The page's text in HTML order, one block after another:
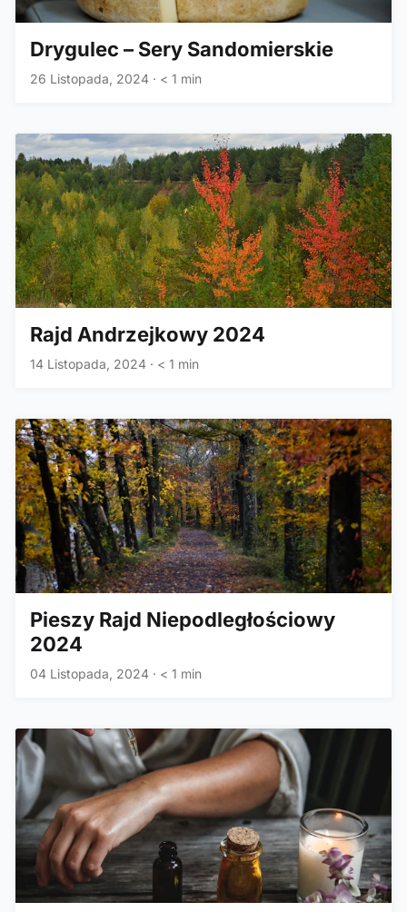
Drygulec – Sery Sandomierskie
26 Listopada, 2024 · < 1 min
Rajd Andrzejkowy 2024
14 Listopada, 2024 · < 1 min
Pieszy Rajd Niepodległościowy
2024
04 Listopada, 2024 · < 1 min